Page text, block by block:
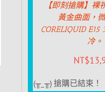
【即刻搶購】裸
黃金曲面，
CORELIQUID
冷。
NT$
(╥_╥) 搶購已結束！